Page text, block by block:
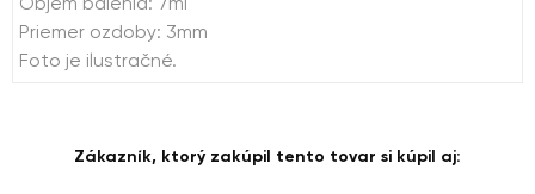
Objem balenia: 7ml
Priemer ozdoby: 3mm
Foto je ilustračné.
Zákazník, ktorý zakúpil tento tovar si kúpil aj: